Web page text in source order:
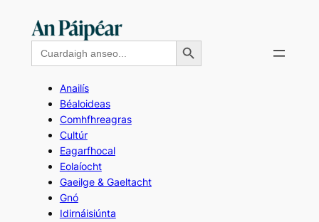
contentSearch
for:
Search Button
Anailís
Béaloideas
Comhfhreagras
Cultúr
Eagarfhocal
Eolaíocht
Gaeilge & Gaeltacht
Gnó
Idirnáisiúnta